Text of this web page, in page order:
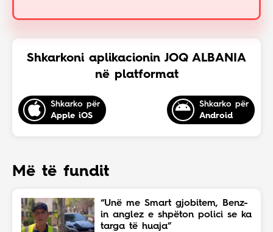
Shkarkoni aplikacionin JOQ ALBANIA
në platformat
Shkarko për
Apple iOS
Shkarko për
Android
Më të fundit
“Unë me Smart gjobitem, Benz-
in anglez e shpëton polici se ka
targa të huaja”